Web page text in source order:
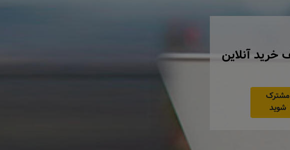
مشترک
شوید